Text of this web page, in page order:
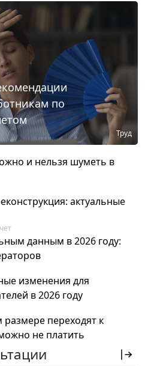
по
Труд
и нельзя шуметь в
актуальные
данным в 2026 году:
изменения для
в 2026 году
переходят к
не платить